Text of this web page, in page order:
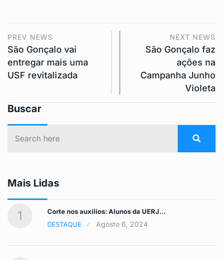
PREV NEWS
São Gonçalo vai
entregar mais uma
USF revitalizada
NEXT NEWS
São Gonçalo faz
ações na
Campanha Junho
Violeta
Buscar
Mais Lidas
1
Corte nos auxílios: Alunos da UERJ…
DESTAQUE
Agosto 6, 2024